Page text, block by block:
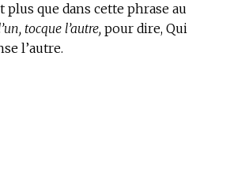
plus que dans cette phrase au
tocque l’autre, pour dire, Qui
l’autre.